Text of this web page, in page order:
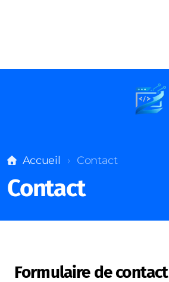
Accueil Contact
Contact
Formulaire de contact